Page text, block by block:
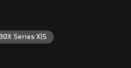
Series X|S